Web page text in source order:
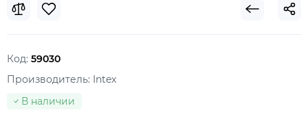
Код: 59030
Производитель: Intex
В наличии